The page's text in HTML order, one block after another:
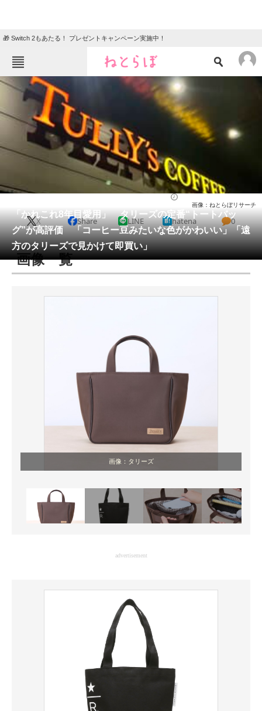
🎁 Switch 2もあたる！ プレゼントキャンペーン実施中！
ねとらぼメニュー
ニュース
エンタメ
グルメ 地域
教育・育児
動物 リサーチ
会員記事
メディア
注目記事を集めた総合ページ
進化するPCとデバイスの未来
好きが集まる 比べて選べる
ビジネスと働き方のヒント
AI活用のいまが分かる
企業ITのトレンドを詳説
経営リーダーのコミュニティ
マーケ×ITの今がよく分かる
ITエンジニア向け専門サイト
製造業のIT導入・活用を支援
モノづくり技術者専門サイト
エレクトロニクス専門サイト
エネルギーの専門メディア
「かれこれ8年目愛用」 タリーズの定番“トートバッ
グ”が高評価 「コーヒー豆みたいな色がかわいい」「遠
方のタリーズで見かけて即買い」
画像：ねとらぼリサーチ
X Share LINE hatena 0
画像一覧
画像：タリーズ
advertisement